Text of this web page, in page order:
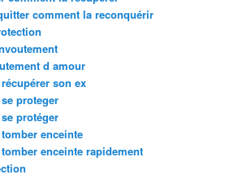
comment la reconquérir
d amour
son ex
proteger
protéger
enceinte
enceinte rapidement